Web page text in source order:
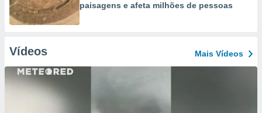
paisagens e afeta milhões de pessoas
Vídeos Mais Vídeos